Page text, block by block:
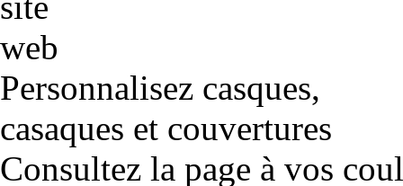
Personnalisez casques,
casaques et couvertures
Consultez la page à vos